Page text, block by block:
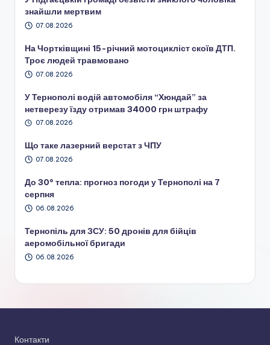
знайшли мертвим
07.08.2026
На Чортківщині 15-річний мотоцикліст скоїв ДТП.
Троє людей травмовано
07.08.2026
У Тернополі водій автомобіля “Хюндай” за
нетверезу їзду отримав 34000 грн штрафу
07.08.2026
Що таке лазерний верстат з ЧПУ
07.08.2026
До 30° тепла: прогноз погоди у Тернополі на 7
серпня
06.08.2026
Тернопіль для ЗСУ: 50 дронів для бійців
аеромобільної бригади
06.08.2026
Контакти